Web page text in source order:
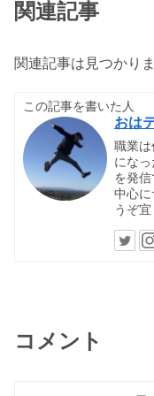
関連記事
関連記事は見つかり
この記事を書いた人
おは
職業
にな
を発
中心
うぞ宜
コメント